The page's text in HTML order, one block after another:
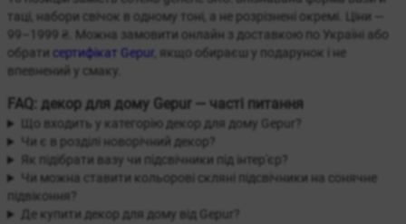
таці, набори свічок в одному тоні, а не розрізнені окремі. Ціни —
99–1999 ₴. Можна замовити онлайн з доставкою по Україні або
обрати сертифікат Gepur , якщо обираєш у подарунок і не
впевнений у смаку.
FAQ: декор для дому Gepur — часті питання
Що входить у категорію декор для дому Gepur?
Чи є в розділі новорічний декор?
Як підібрати вазу чи підсвічники під інтер'єр?
Чи можна ставити кольорові скляні підсвічники на сонячне
підвіконня?
Де купити декор для дому від Gepur?